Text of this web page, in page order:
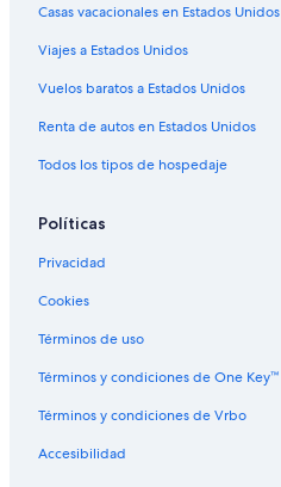
Casas vacacionales en Estados Unidos
Viajes a Estados Unidos
Vuelos baratos a Estados Unidos
Renta de autos en Estados Unidos
Todos los tipos de hospedaje
Políticas
Privacidad
Cookies
Términos de uso
Términos y condiciones de One Key™
Términos y condiciones de Vrbo
Accesibilidad